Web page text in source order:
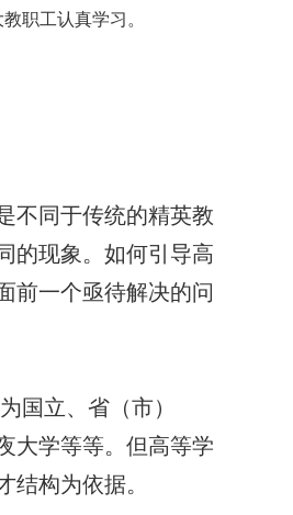
职工认真学习。
不同于传统的精英教
的现象。如何引导高
前一个亟待解决的问
立、省（市）
大学等等。但高等学
构为依据。